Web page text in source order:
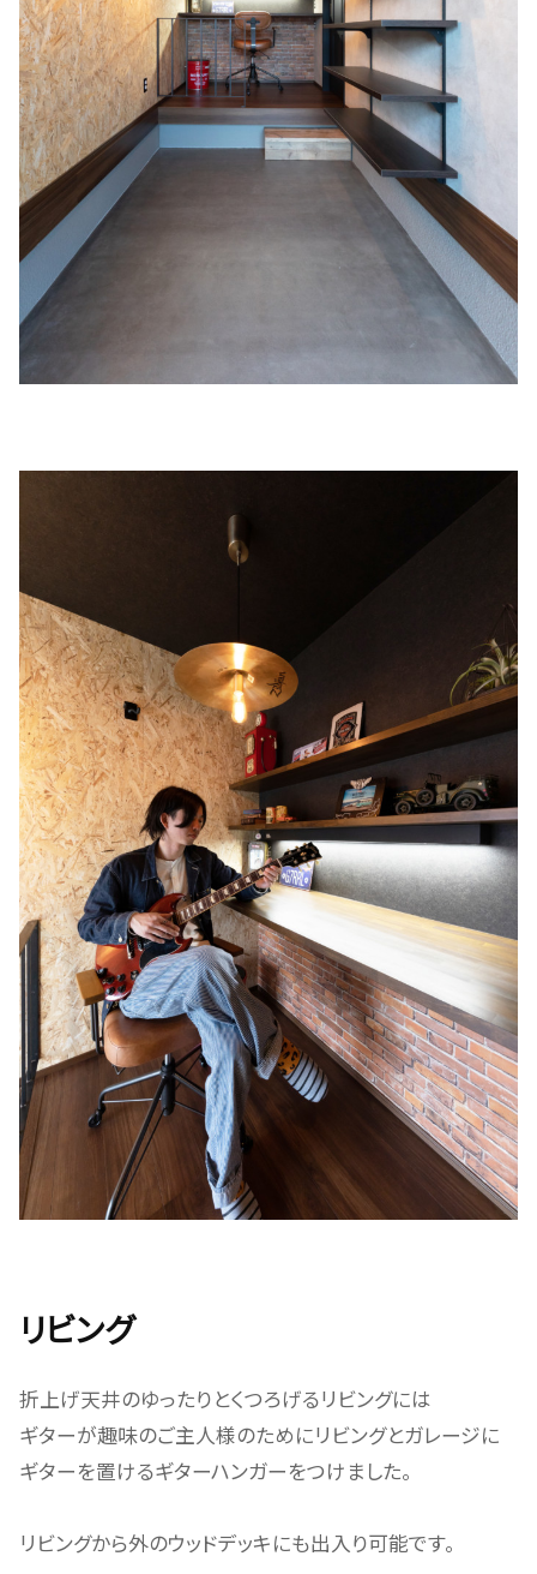
リビング
折上げ天井のゆったりとくつろげるリビングには
ギターが趣味のご主人様のためにリビングとガレージに
ギターを置けるギターハンガーをつけました。
リビングから外のウッドデッキにも出入り可能です。